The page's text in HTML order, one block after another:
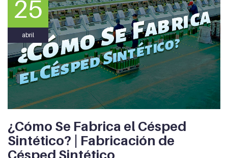
25
abril
¿Cómo Se Fabrica el Césped
Sintético? | Fabricación de
Césped Sintético